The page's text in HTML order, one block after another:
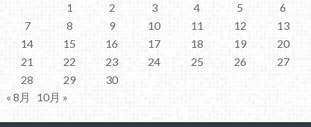
1
2 3 4 5
6
7
8 9 10 11 12
13
14
15 16 17 18 19
20
21
22 23 24 25 26
27
28
29
30
« 8月
10月 »